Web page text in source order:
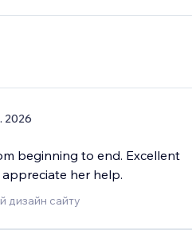
2026
beginning to end. Excellent
her help.
дизайн сайту